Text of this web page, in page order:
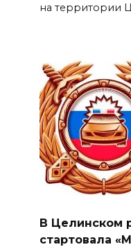
на территории
В Целинском
стартовала